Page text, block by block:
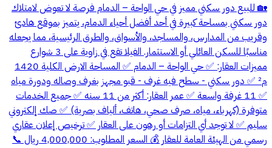
🏡 للبيع دور سكني مميز في حي الواحة – الدمام فرصة لا تعوض لامتلاك
دور سكني بمساحة كبيرة في أحد أفضل أحياء الدمام، يتميز بموقع هادئ
وقريب من المدارس، والمساجد، والأسواق، والطرق الرئيسية، مما يجعله
مناسبًا للسكن العائلي أو الاستثمار. الفيلا تقع في زاوية على 3 شوارع
مميزات العقار: ✅ حي الواحة – الدمام ✅ المساحة الارض الكلية 1420
م² ✅ دور سكني - سطح فيه غرف - قبو مجهز بغرف وصاله ودورة مياه
✅ 11 غرفة واسعة ✅ عمر العقار: أكثر من 11 سنه ✅ جميع الخدمات
متوفرة (كهرباء، مياه، صرف صحي، هاتف، ألياف بصرية) ✅ صك إلكتروني
سليم ✅ لا توجد أي التزامات أو رهون على العقار ✅ ترخيص إعلان عقاري
رسمي من الهيئة العامة للعقار 💰 السعر المطلوب: 4,000,000 ريال 📞